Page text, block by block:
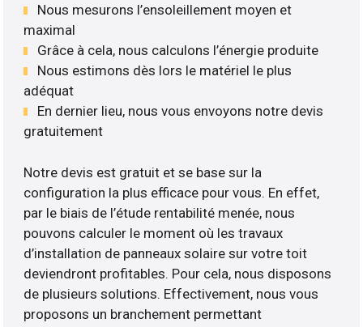
Nous mesurons l’ensoleillement moyen et
maximal
Grâce à cela, nous calculons l’énergie produite
Nous estimons dès lors le matériel le plus
adéquat
En dernier lieu, nous vous envoyons notre devis
gratuitement
Notre devis est gratuit et se base sur la
configuration la plus efficace pour vous. En effet,
par le biais de l’étude rentabilité menée, nous
pouvons calculer le moment où les travaux
d’installation de panneaux solaire sur votre toit
deviendront profitables. Pour cela, nous disposons
de plusieurs solutions. Effectivement, nous vous
proposons un branchement permettant